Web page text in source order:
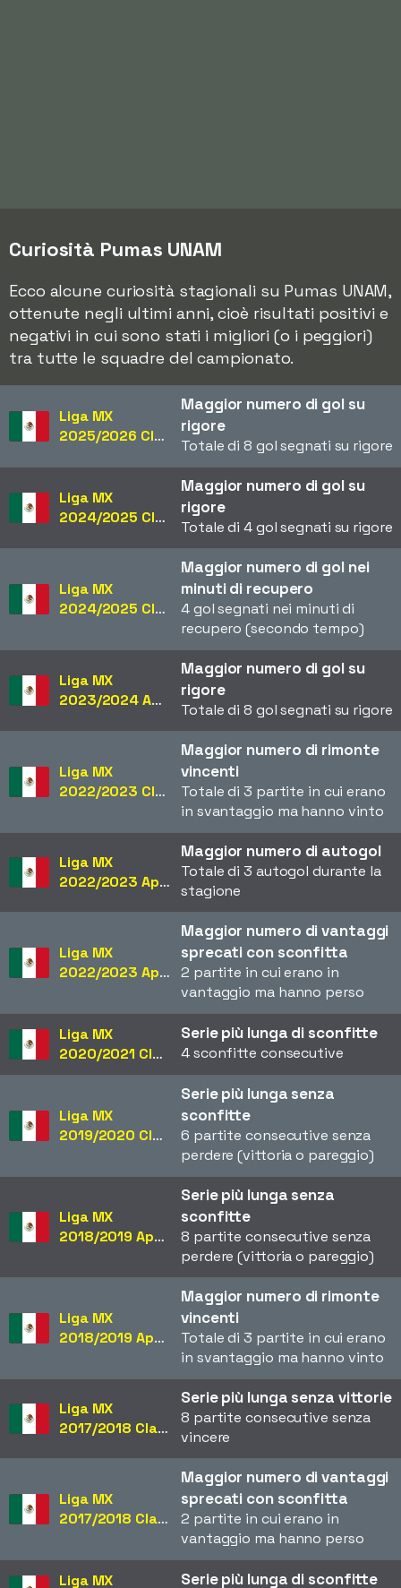
Curiosità Pumas UNAM
Ecco alcune curiosità stagionali su Pumas UNAM,
ottenute negli ultimi anni, cioè risultati positivi e
negativi in cui sono stati i migliori (o i peggiori)
tra tutte le squadre del campionato.
Liga MX
2025/2026 Clausura
Maggior numero di gol su
rigore
Totale di 8 gol segnati su rigore
Liga MX
2024/2025 Clausura
Maggior numero di gol su
rigore
Totale di 4 gol segnati su rigore
Liga MX
2024/2025 Clausura
Maggior numero di gol nei
minuti di recupero
4 gol segnati nei minuti di
recupero (secondo tempo)
Liga MX
2023/2024 Apertura
Maggior numero di gol su
rigore
Totale di 8 gol segnati su rigore
Liga MX
2022/2023 Clausura
Maggior numero di rimonte
vincenti
Totale di 3 partite in cui erano
in svantaggio ma hanno vinto
Liga MX
2022/2023 Apertura
Maggior numero di autogol
Totale di 3 autogol durante la
stagione
Liga MX
2022/2023 Apertura
Maggior numero di vantaggi
sprecati con sconfitta
2 partite in cui erano in
vantaggio ma hanno perso
Liga MX
2020/2021 Clausura
Serie più lunga di sconfitte
4 sconfitte consecutive
Liga MX
2019/2020 Clausura
Serie più lunga senza
sconfitte
6 partite consecutive senza
perdere (vittoria o pareggio)
Liga MX
2018/2019 Apertura
Serie più lunga senza
sconfitte
8 partite consecutive senza
perdere (vittoria o pareggio)
Liga MX
2018/2019 Apertura
Maggior numero di rimonte
vincenti
Totale di 3 partite in cui erano
in svantaggio ma hanno vinto
Liga MX
2017/2018 Clausura
Serie più lunga senza vittorie
8 partite consecutive senza
vincere
Liga MX
2017/2018 Clausura
Maggior numero di vantaggi
sprecati con sconfitta
2 partite in cui erano in
vantaggio ma hanno perso
Liga MX
Serie più lunga di sconfitte